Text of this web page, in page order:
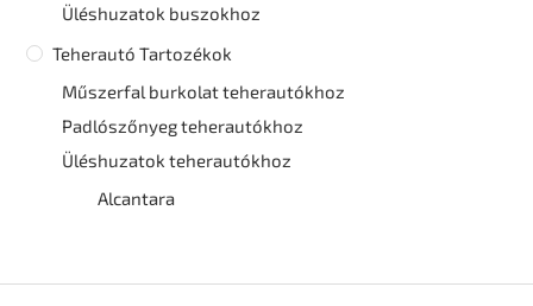
Üléshuzatok buszokhoz
Teherautó Tartozékok
Műszerfal burkolat teherautókhoz
Padlószőnyeg teherautókhoz
Üléshuzatok teherautókhoz
Alcantara